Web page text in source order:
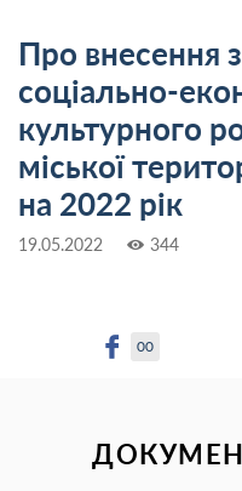
Про внесення
соціально-
культурного
міської
на 2022 рік
19.05.2022 344
00